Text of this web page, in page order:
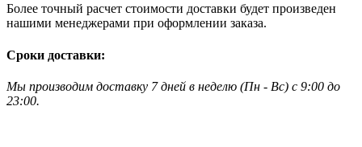
Более точный расчет стоимости доставки будет произведен
нашими менеджерами при оформлении заказа.
Сроки доставки:
Мы производим доставку 7 дней в неделю (Пн - Вс) с 9:00 до
23:00.